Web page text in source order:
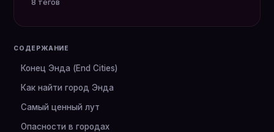
8 тегов
СОДЕРЖАНИЕ
Конец Энда (End Cities)
Как найти город Энда
Самый ценный лут
Опасности в городах